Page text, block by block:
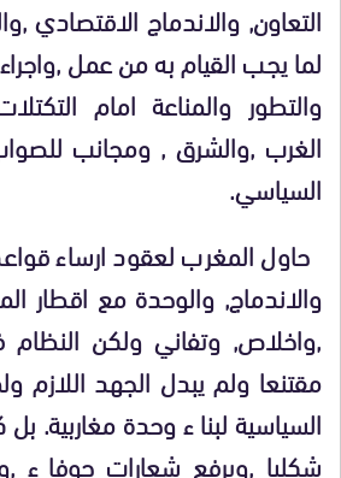
التعاون, والاندماج الاقتصادي
لما يجب القيام به من عمل
والتطور والمناعة امام
الغرب ,والشرق , ومجانب
السياسي.
حاول المغرب لعقود ارساء
والاندماج, والوحدة مع اقطار
,واخلاص, وتفاني ولكن النظام
مقتنعا ولم يبدل الجهد اللازم
السياسية لبنا ء وحدة مغاربية.
شكليا ,ويرفع شعارات جوفا ء